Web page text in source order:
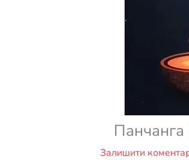
Панчанга
Залишити